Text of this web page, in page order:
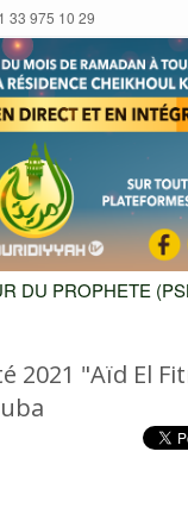
33 975 10 29
DU PROPHETE
2021 "Aïd El